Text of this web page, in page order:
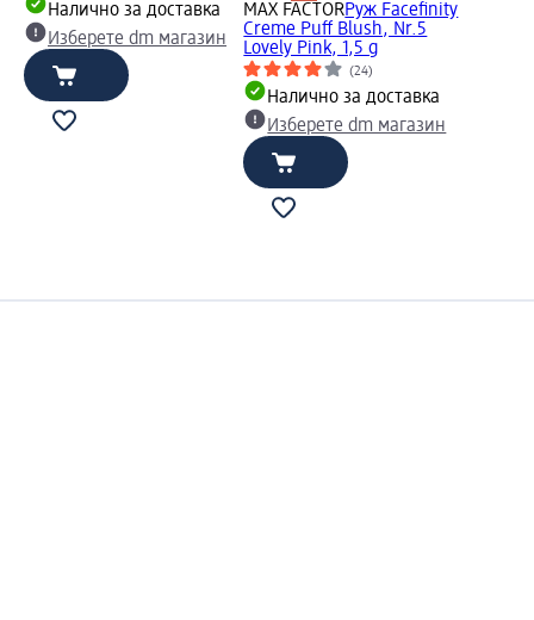
Налично за доставка
Изберете dm магазин
MAX FACTORРуж Facefinity
Creme Puff Blush, Nr.5
Lovely Pink, 1,5 g
(24)
Налично за доставка
Изберете dm магазин